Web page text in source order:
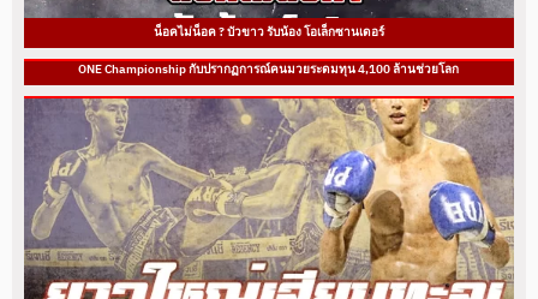
น็อคไม่น็อค ? บัวขาว รับน้อง โอเล็กซานเดอร์
ONE Championship กับปรากฏการณ์คนมวยระดมทุน 4,100 ล้านช่วยโลก